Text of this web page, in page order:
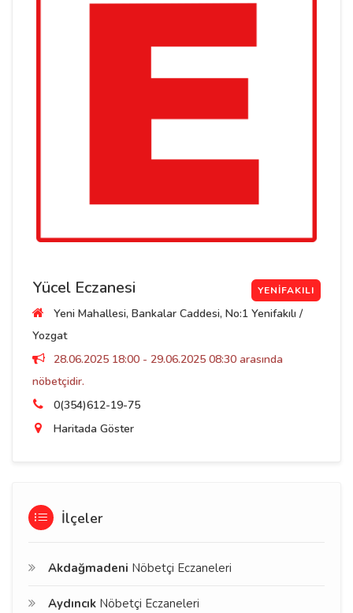
Yücel Eczanesi YENIFAKILI
Yeni Mahallesi, Bankalar Caddesi, No:1 Yenifakılı /
Yozgat
28.06.2025 18:00 - 29.06.2025 08:30 arasında
nöbetçidir.
0(354)612-19-75
Haritada Göster
İlçeler
Akdağmadeni Nöbetçi Eczaneleri
Aydıncık Nöbetçi Eczaneleri